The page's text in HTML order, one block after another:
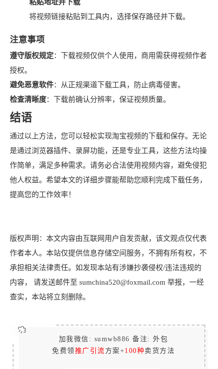
粘贴地址并下载
将视频链接粘贴到工具内，选择保存路径并下载。
注意事项
遵守版权规定：下载视频仅供个人使用，商用需获得视频作者
授权。
避免恶意软件：从正规渠道下载工具，防止病毒侵害。
检查清晰度：下载前确认分辨率，保证视频质量。
结语
通过以上方法，您可以轻松实现淘宝视频的下载和保存。无论
是通过浏览器插件、录屏功能，还是专业工具，这些方法均操
作简单，满足多种需求。请务必合法使用视频内容，避免侵犯
他人权益。希望本文的详细步骤能帮助您顺利完成下载任务，
提高您的工作效率！
版权声明：本文内容由互联网用户自发贡献，该文观点仅代表
作者本人。本站仅提供信息存储空间服务，不拥有所有权，不
承担相关法律责任。如发现本站有涉嫌抄袭侵权/违法违规的
内容， 请发送邮件至 sumchina520@foxmail.com 举报，一经
查实，本站将立刻删除。
加我微信: sumwb886 备注: 外包
免费领 推广引流 方案+100种卖货方法